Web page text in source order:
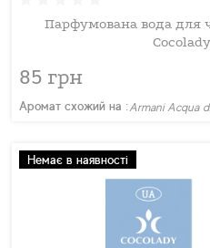
Парфумована вода для
85 грн
Аромат схожий на :Armani Aсqua
Немає в наявності